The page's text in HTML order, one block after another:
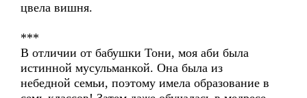
цвела вишня.
***
В отличии от бабушки Тони, моя аби была
истинной мусульманкой. Она была из
небедной семьи, поэтому имела образование в